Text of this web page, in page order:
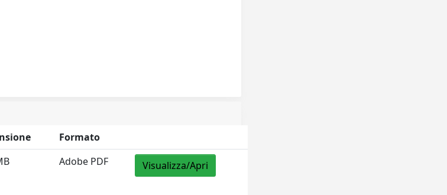
Formato
Adobe PDF Visualizza/Apri